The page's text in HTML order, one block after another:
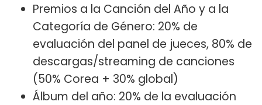
Premios a la Canción del Año y a la
Categoría de Género: 20% de
evaluación del panel de jueces, 80% de
descargas/streaming de canciones
(50% Corea + 30% global)
Álbum del año: 20% de la evaluación